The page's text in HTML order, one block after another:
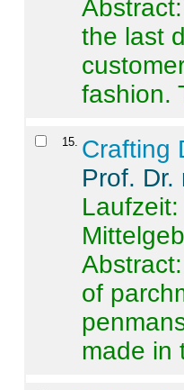
Abstract:
the last
fashion.
15 Crafting
Prof. Dr.
of
made in